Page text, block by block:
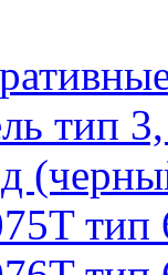
тип
тип